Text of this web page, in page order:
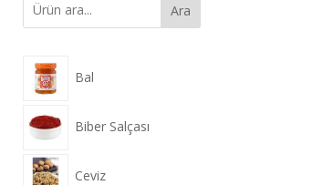
Ara
Bal
Biber Salçası
Ceviz